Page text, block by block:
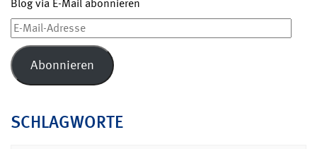
Blog via E-Mail abonnieren
E-
Mail-
Adresse
Abonnieren
SCHLAGWORTE